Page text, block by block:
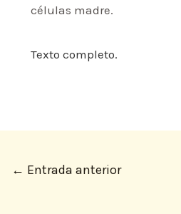
células madre.
Texto completo.
← Entrada anterior